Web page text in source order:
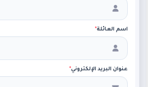
اسم العائلة*
عنوان البريد الإلكتروني*